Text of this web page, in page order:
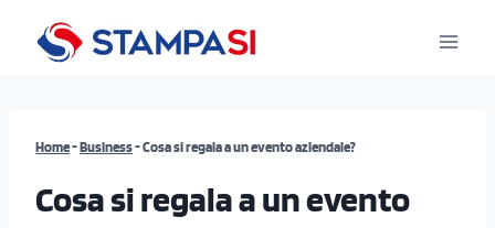
Home-Business-Cosa si regala a un evento aziendale?
Cosa si regala a un evento